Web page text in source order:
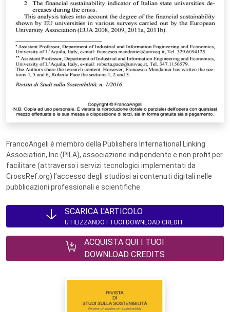
FrancoAngeli è membro della Publishers International Linking
Association, Inc (PILA), associazione indipendente e non profit per
facilitare (attraverso i servizi tecnologici implementati da
CrossRef.org) l’accesso degli studiosi ai contenuti digitali nelle
pubblicazioni professionali e scientifiche.
SCARICA L'ARTICOLO
UTILIZZANDO I TUOI DOWNLOAD CREDIT
ACQUISTA QUI I TUOI
DOWNLOAD CREDITS